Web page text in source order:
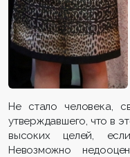
Не стало человека,
утверждавшего, что в
высоких целей,
Невозможно